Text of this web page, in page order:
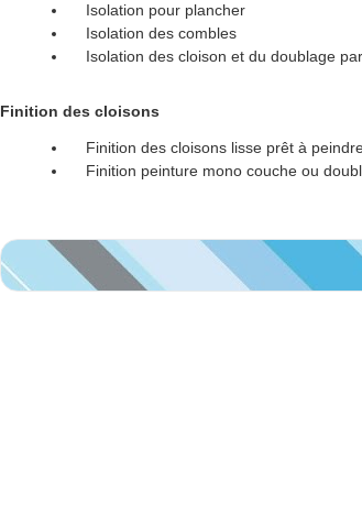
Isolation pour plancher
Isolation des combles
Isolation des cloison et du doublage
Finition des cloisons
Finition des cloisons lisse prêt à
Finition peinture mono couche ou